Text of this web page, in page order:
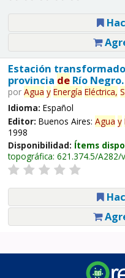
Estación
provincia deRío Negro.
por Agua y Energía Eléctrica,
Idioma: Español
Editor: Buenos Aires: Agua y
1998
Disponibilidad: Ítems
topográfica: 621.374.5/A282/